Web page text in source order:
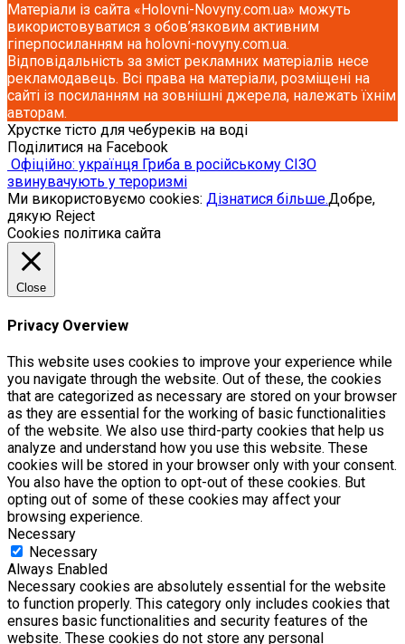
Матеріали із сайта «Holovni-Novyny.com.ua» можуть
використовуватися з обов’язковим активним
гіперпосиланням на holovni-novyny.com.ua.
Відповідальність за зміст рекламних матеріалів несе
рекламодавець. Всі права на матеріали, розміщені на
сайті із посиланням на зовнішні джерела, належать їхнім
авторам.
Хрустке тісто для чебуреків на воді
Поділитися на Facebook
Офіційно: українця Гриба в російському СІЗО
звинувачують у тероризмі
Ми використовуємо cookies: Дізнатися більше.Добре,
дякую Reject
Cookies політика сайта
Close
Privacy Overview
This website uses cookies to improve your experience while
you navigate through the website. Out of these, the cookies
that are categorized as necessary are stored on your browser
as they are essential for the working of basic functionalities
of the website. We also use third-party cookies that help us
analyze and understand how you use this website. These
cookies will be stored in your browser only with your consent.
You also have the option to opt-out of these cookies. But
opting out of some of these cookies may affect your
browsing experience.
Necessary
Necessary
Always Enabled
Necessary cookies are absolutely essential for the website
to function properly. This category only includes cookies that
ensures basic functionalities and security features of the
website. These cookies do not store any personal